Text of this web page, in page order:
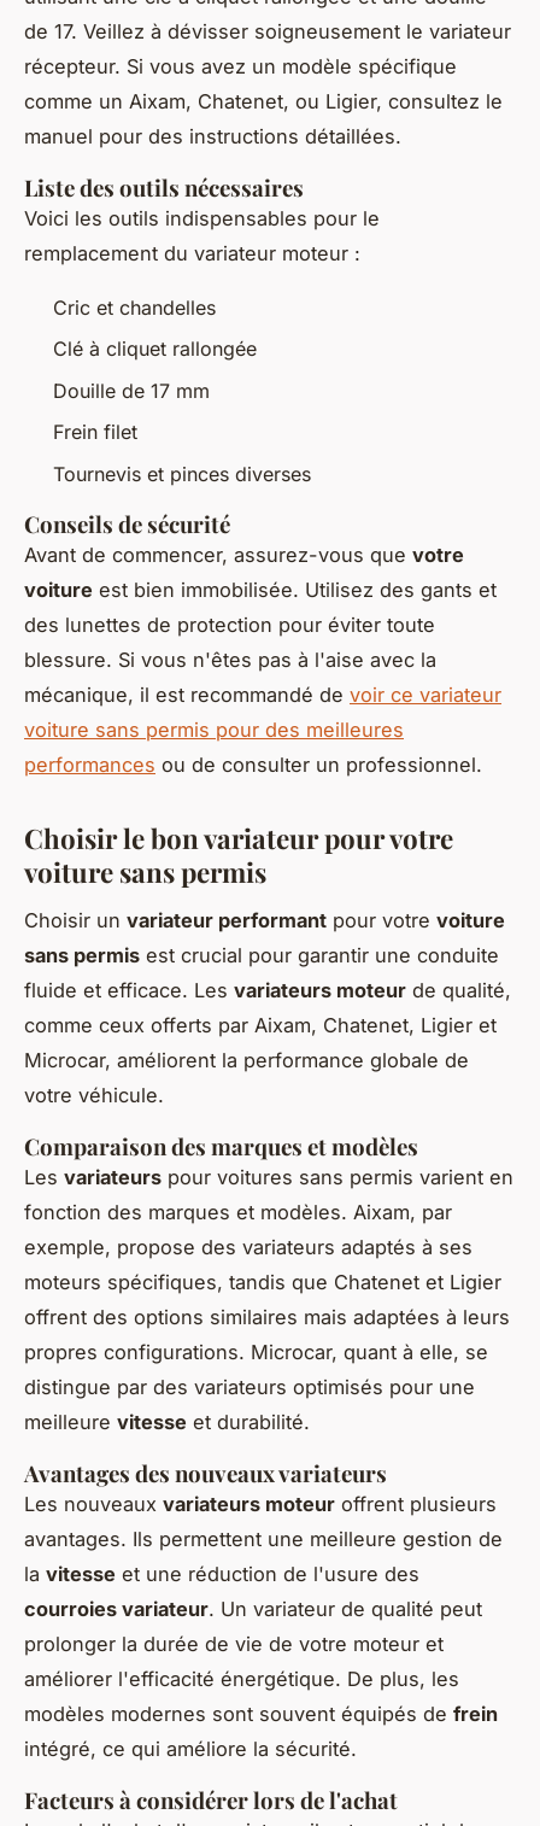
de 17. Veillez à dévisser soigneusement le variateur
récepteur. Si vous avez un modèle spécifique
comme un Aixam, Chatenet, ou Ligier, consultez le
manuel pour des instructions détaillées.
Liste des outils nécessaires
Voici les outils indispensables pour le
remplacement du variateur moteur :
Cric et chandelles
Clé à cliquet rallongée
Douille de 17 mm
Frein filet
Tournevis et pinces diverses
Conseils de sécurité
Avant de commencer, assurez-vous que votre
voiture est bien immobilisée. Utilisez des gants et
des lunettes de protection pour éviter toute
blessure. Si vous n'êtes pas à l'aise avec la
mécanique, il est recommandé de voir ce variateur
voiture sans permis pour des meilleures
performances ou de consulter un professionnel.
Choisir le bon variateur pour votre
voiture sans permis
Choisir un variateur performant pour votre voiture
sans permis est crucial pour garantir une conduite
fluide et efficace. Les variateurs moteur de qualité,
comme ceux offerts par Aixam, Chatenet, Ligier et
Microcar, améliorent la performance globale de
votre véhicule.
Comparaison des marques et modèles
Les variateurs pour voitures sans permis varient en
fonction des marques et modèles. Aixam, par
exemple, propose des variateurs adaptés à ses
moteurs spécifiques, tandis que Chatenet et Ligier
offrent des options similaires mais adaptées à leurs
propres configurations. Microcar, quant à elle, se
distingue par des variateurs optimisés pour une
meilleure vitesse et durabilité.
Avantages des nouveaux variateurs
Les nouveaux variateurs moteur offrent plusieurs
avantages. Ils permettent une meilleure gestion de
la vitesse et une réduction de l'usure des
courroies variateur. Un variateur de qualité peut
prolonger la durée de vie de votre moteur et
améliorer l'efficacité énergétique. De plus, les
modèles modernes sont souvent équipés de frein
intégré, ce qui améliore la sécurité.
Facteurs à considérer lors de l'achat